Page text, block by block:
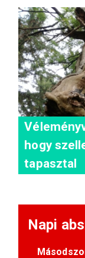
hogy
tapasztal
Napi